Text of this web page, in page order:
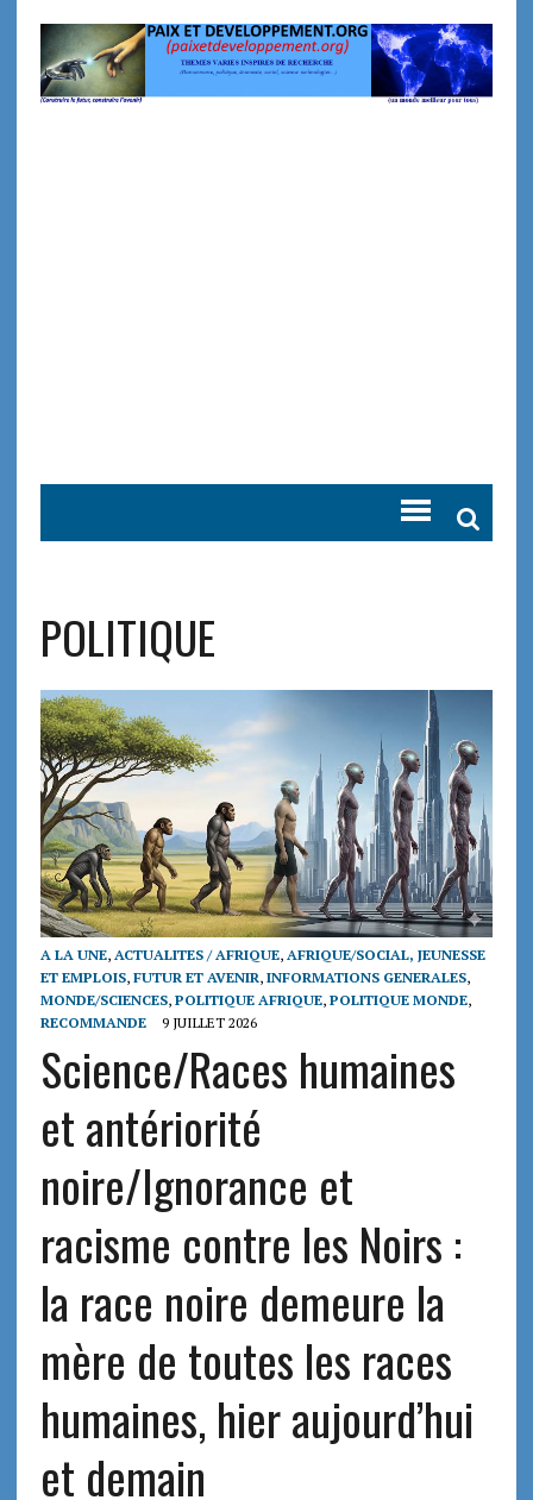
POLITIQUE
A LA UNE, ACTUALITES / AFRIQUE, AFRIQUE/SOCIAL, JEUNESSE
ET EMPLOIS, FUTUR ET AVENIR, INFORMATIONS GENERALES,
MONDE/SCIENCES, POLITIQUE AFRIQUE, POLITIQUE MONDE,
RECOMMANDE
9 JUILLET 2026
Science/Races humaines
et antériorité
noire/Ignorance et
racisme contre les Noirs :
la race noire demeure la
mère de toutes les races
humaines, hier aujourd’hui
et demain